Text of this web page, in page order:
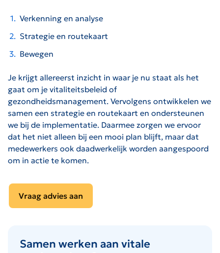
Verkenning en analyse
Strategie en routekaart
Bewegen
Je krijgt allereerst inzicht in waar je nu staat als het
gaat om je vitaliteitsbeleid of
gezondheidsmanagement. Vervolgens ontwikkelen we
samen een strategie en routekaart en ondersteunen
we bij de implementatie. Daarmee zorgen we ervoor
dat het niet alleen bij een mooi plan blijft, maar dat
medewerkers ook daadwerkelijk worden aangespoord
om in actie te komen.
Vraag advies aan
Samen werken aan vitale